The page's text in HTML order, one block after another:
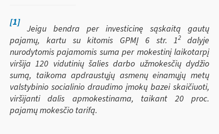
[1]
Jeigu bendra per investicinę sąskaitą gautų
pajamų, kartu su kitomis GPMĮ 6 str. 12 dalyje
nurodytomis pajamomis suma per mokestinį laikotarpį
viršija 120 vidutinių šalies darbo užmokesčių dydžio
sumą, taikoma apdraustųjų asmenų einamųjų metų
valstybinio socialinio draudimo įmokų bazei skaičiuoti,
viršijanti dalis apmokestinama, taikant 20 proc.
pajamų mokesčio tarifą.